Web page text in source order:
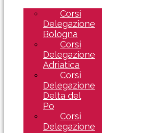
Corsi
Delegazione
Bologna
Corsi
Delegazione
Adriatica
Corsi
Delegazione
Delta del
Po
Corsi
Delegazione